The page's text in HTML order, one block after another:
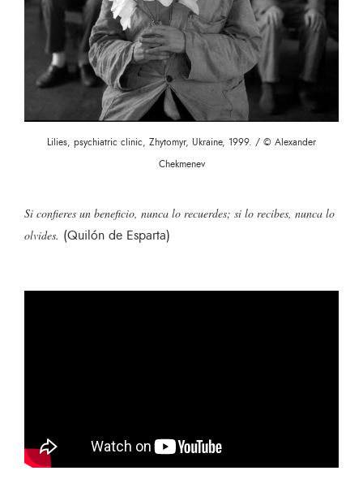
Lilies, psychiatric clinic, Zhytomyr, Ukraine, 1999. / © Alexander
Chekmenev
Si confieres un beneficio, nunca lo recuerdes; si lo recibes, nunca lo
olvides. (Quilón de Esparta)